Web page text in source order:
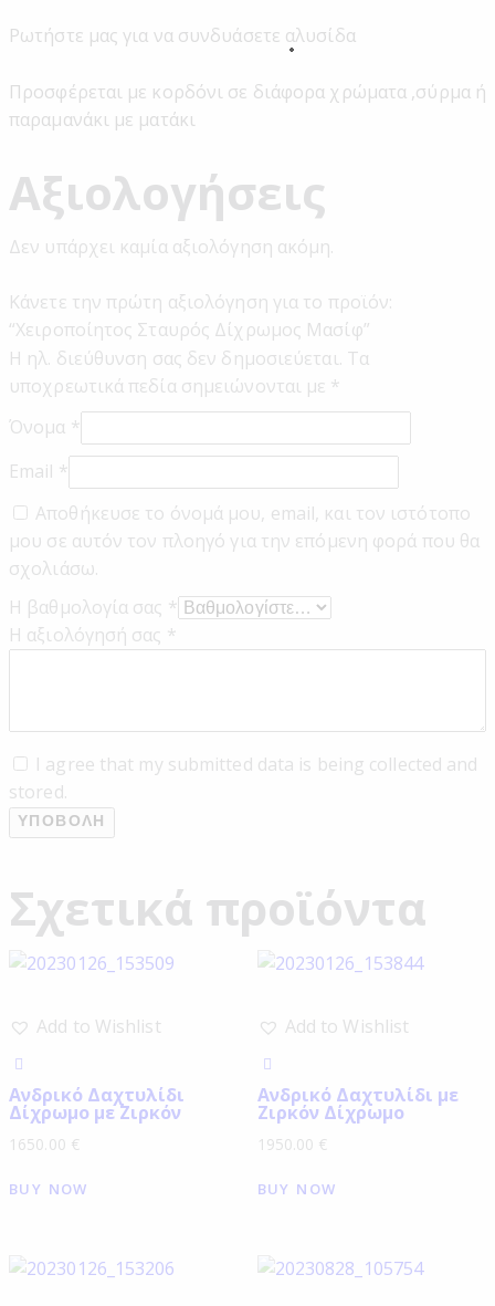
Ρωτήστε μας για να συνδυάσετε αλυσίδα
Προσφέρεται με κορδόνι σε διάφορα χρώματα ,σύρμα ή
παραμανάκι με ματάκι
Αξιολογήσεις
Δεν υπάρχει καμία αξιολόγηση ακόμη.
Κάνετε την πρώτη αξιολόγηση για το προϊόν:
“Χειροποίητος Σταυρός Δίχρωμος Μασίφ”
Η ηλ. διεύθυνση σας δεν δημοσιεύεται. Τα
υποχρεωτικά πεδία σημειώνονται με *
Όνομα *
Email *
Αποθήκευσε το όνομά μου, email, και τον ιστότοπο
μου σε αυτόν τον πλοηγό για την επόμενη φορά που θα
σχολιάσω.
Η βαθμολογία σας *
Η αξιολόγησή σας *
I agree that my submitted data is being collected and
stored.
Σχετικά προϊόντα
Add to Wishlist
Ανδρικό Δαχτυλίδι
Δίχρωμο με Ζιρκόν
1650.00 €
BUY NOW
Add to Wishlist
Ανδρικό Δαχτυλίδι με
Ζιρκόν Δίχρωμο
1950.00 €
BUY NOW